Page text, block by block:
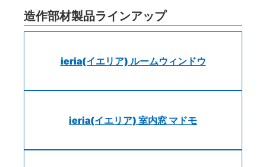
造作部材製品ラインアップ
ieria(イエリア) ルームウィンドウ
ieria(イエリア) 室内窓 マドモ